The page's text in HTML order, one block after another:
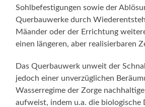
Sohlbefestigungen sowie der
Querbauwerke durch
Mäander oder der Errichtung
einen längeren, aber realisierbaren
Das Querbauwerk unweit der
jedoch einer unverzüglichen
Wasserregime der Zorge
aufweist, indem u.a. die biologische